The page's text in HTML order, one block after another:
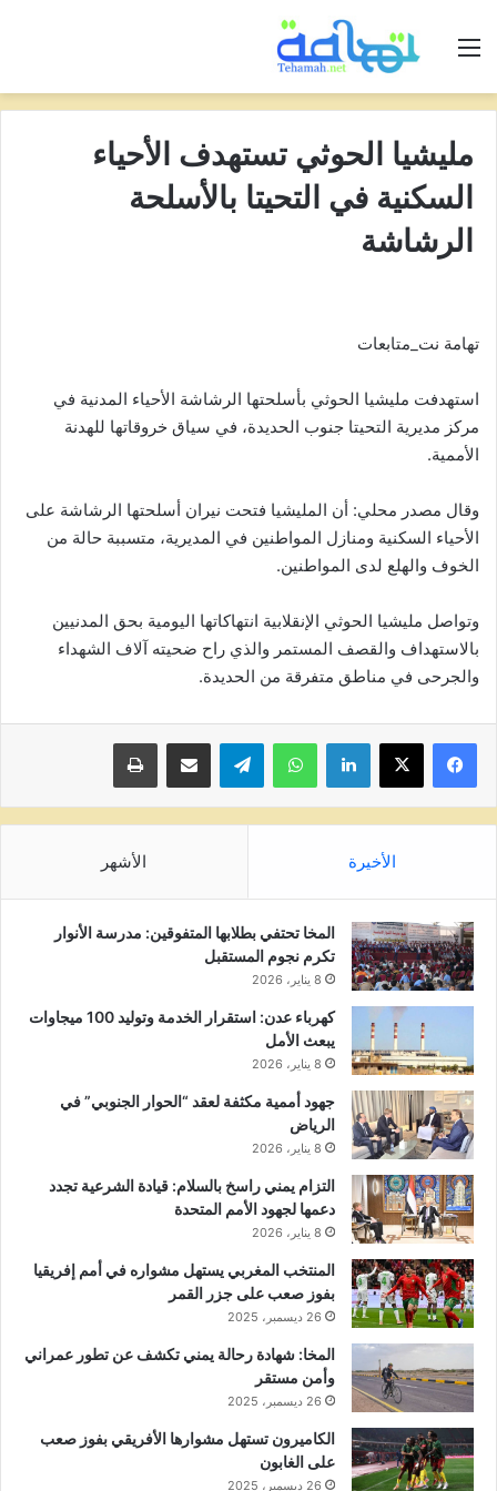
القائمة
مليشيا الحوثي تستهدف الأحياء
السكنية في التحيتا بالأسلحة
الرشاشة
تهامة نت_متابعات
استهدفت مليشيا الحوثي بأسلحتها الرشاشة الأحياء المدنية في
مركز مديرية التحيتا جنوب الحديدة، في سياق خروقاتها للهدنة
الأممية.
وقال مصدر محلي: أن المليشيا فتحت نيران أسلحتها الرشاشة على
الأحياء السكنية ومنازل المواطنين في المديرية، متسببة حالة من
الخوف والهلع لدى المواطنين.
وتواصل مليشيا الحوثي الإنقلابية انتهاكاتها اليومية بحق المدنيين
بالاستهداف والقصف المستمر والذي راح ضحيته آلاف الشهداء
والجرحى في مناطق متفرقة من الحديدة.
لينكدإن واتساب تيلقرام مشاركة عبر البريد طباعة
الأخيرة الأشهر
المخا تحتفي بطلابها المتفوقين: مدرسة الأنوار
تكرم نجوم المستقبل
8 يناير، 2026
كهرباء عدن: استقرار الخدمة وتوليد 100 ميجاوات
يبعث الأمل
8 يناير، 2026
جهود أممية مكثفة لعقد “الحوار الجنوبي” في
الرياض
8 يناير، 2026
التزام يمني راسخ بالسلام: قيادة الشرعية تجدد
دعمها لجهود الأمم المتحدة
8 يناير، 2026
المنتخب المغربي يستهل مشواره في أمم إفريقيا
بفوز صعب على جزر القمر
26 ديسمبر، 2025
المخا: شهادة رحالة يمني تكشف عن تطور عمراني
وأمن مستقر
26 ديسمبر، 2025
الكاميرون تستهل مشوارها الأفريقي بفوز صعب
على الغابون
26 ديسمبر، 2025